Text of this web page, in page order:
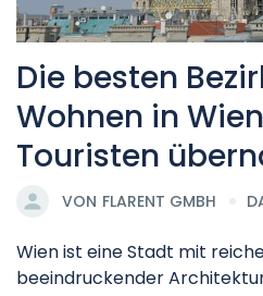
Die besten
Wohnen in
Touristen
VON FLARENT GMBH
Wien ist eine Stadt mit
beeindruckender